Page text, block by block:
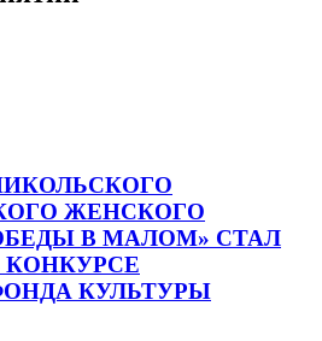
ЖЕНСКОГО
В МАЛОМ» СТАЛ
КУЛЬТУРЫ